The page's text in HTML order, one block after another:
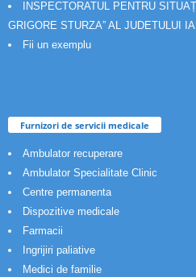
INSPECTORATUL PENTRU
GRIGORE STURZA” AL JUDETULUI
Fii un exemplu
Furnizori de servicii medicale
Ambulator recuperare
Ambulator Specialitate Clinic
Centre permanenta
Dispozitive medicale
Farmacii
Ingrijiri paliative
Medici de familie